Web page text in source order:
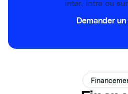
inter, intra ou
Demander